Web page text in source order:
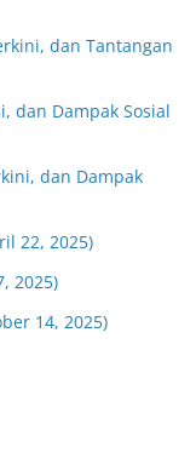
dan Tantangan
dan Dampak Sosial
dan Dampak
22, 2025)
2025)
14, 2025)